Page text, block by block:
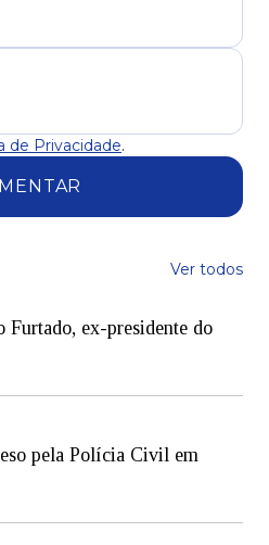
de Privacidade.
Ver todos
Furtado, ex-presidente do
pela Polícia Civil em